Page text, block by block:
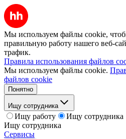
Мы используем файлы cookie,
правильную работу нашего веб-
трафик.
Правила использования файлов
Мы используем файлы cookie.
файлов cookie
Понятно
Ищу сотрудника
Ищу работу
Ищу сотрудника
Ищу сотрудника
Сервисы